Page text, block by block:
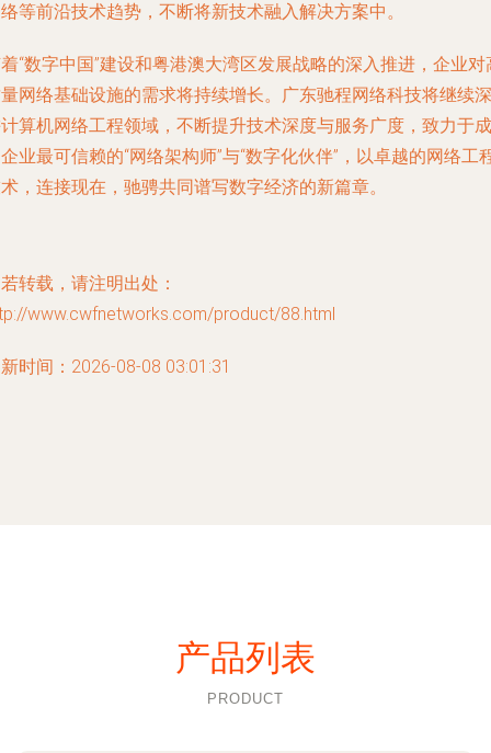
等前沿技术趋势，不断将新技术融入解决方案中。
“数字中国”建设和粤港澳大湾区发展战略的深入推进，企业对
网络基础设施的需求将持续增长。广东驰程网络科技将继续深
算机网络工程领域，不断提升技术深度与服务广度，致力于成
业最可信赖的“网络架构师”与“数字化伙伴”，以卓越的网络工
，连接现在，驰骋共同谱写数字经济的新篇章。
转载，请注明出处：
www.cwfnetworks.com/product/88.html
时间：2026-08-08 03:01:31
产品列表
PRODUCT